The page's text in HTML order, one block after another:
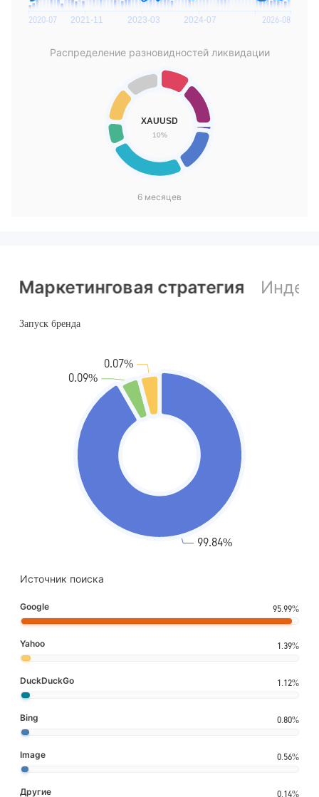
Распределение разновидностей ликвидации
6 месяцев
Маркетинговая стратегия
Источник поиска
Google 95.99%
Yahoo 1.39%
DuckDuckGo 1.12%
Bing 0.80%
Image 0.56%
Другие 0.14%